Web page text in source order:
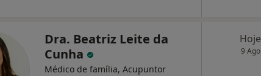
Dra. Beatriz Leite da
Cunha
Médico de família, Acupuntor
Hoje
9 Ago